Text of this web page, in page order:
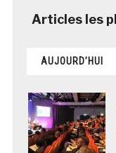
AUJOURD’HUI